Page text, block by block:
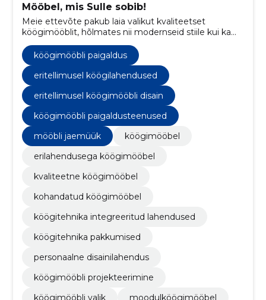
Mööbel, mis Sulle sobib!
Meie ettevõte pakub laia valikut kvaliteetset
köögimööblit, hõlmates nii modernseid stiile kui ka
traditsioonilist disaini, ning oleme spetsialiseerunud
funktsionaalsetele lahendustele, mis vastavad
klientide individuaalsetele vajadustele.
köögimööbli paigaldus
eritellimusel köögilahendused
eritellimusel köögimööbli disain
köögimööbli paigaldusteenused
mööbli jaemüük
köögimööbel
erilahendusega köögimööbel
kvaliteetne köögimööbel
kohandatud köögimööbel
köögitehnika integreeritud lahendused
köögitehnika pakkumised
personaalne disainilahendus
köögimööbli projekteerimine
köögimööbli valik
moodulköögimööbel